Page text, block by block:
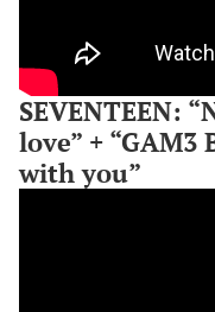
SEVENTEEN:
love” + “GAM3
with you”